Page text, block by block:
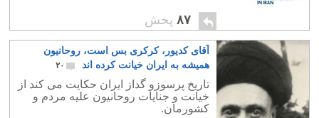
۸۷ پخش
آقای کدیور، کرکری بس است، روحانیون
همیشه به ایران خیانت کرده اند
۲۰
تاریخ پرسوزو گداز ایران حکایت می کند از
خیانت و جنایات روحانیون علیه مردم و
کشورمان.